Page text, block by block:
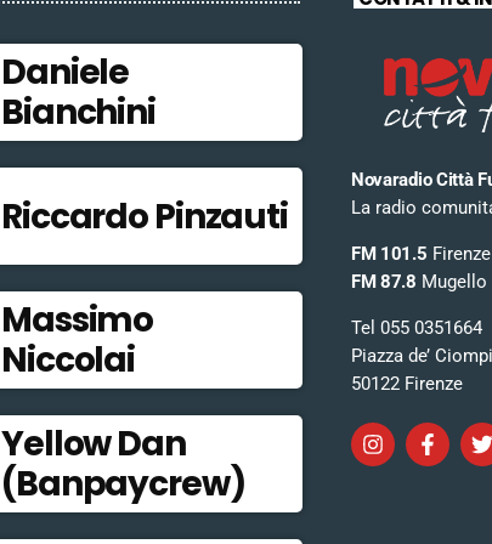
Daniele
Bianchini
Riccardo Pinzauti
Massimo
Niccolai
Yellow Dan
(Banpaycrew)
Novaradio Città
La radio
FM 101.5
FM 87.8 Mugello
Tel 055 0351664
Piazza de’
50122 Firenze